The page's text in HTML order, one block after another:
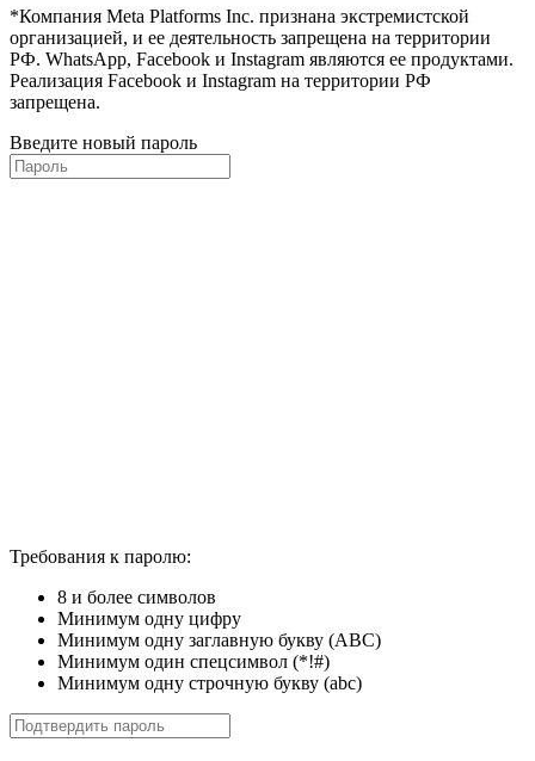
*Компания Meta Platforms Inc. признана экстремистской
организацией, и ее деятельность запрещена на территории
РФ. WhatsApp, Facebook и Instagram являются ее продуктами.
Реализация Facebook и Instagram на территории РФ
запрещена.
Введите новый пароль
Требования к паролю:
8 и более символов
Минимум одну цифру
Минимум одну заглавную букву (ABC)
Минимум один спецсимвол (*!#)
Минимум одну строчную букву (abc)